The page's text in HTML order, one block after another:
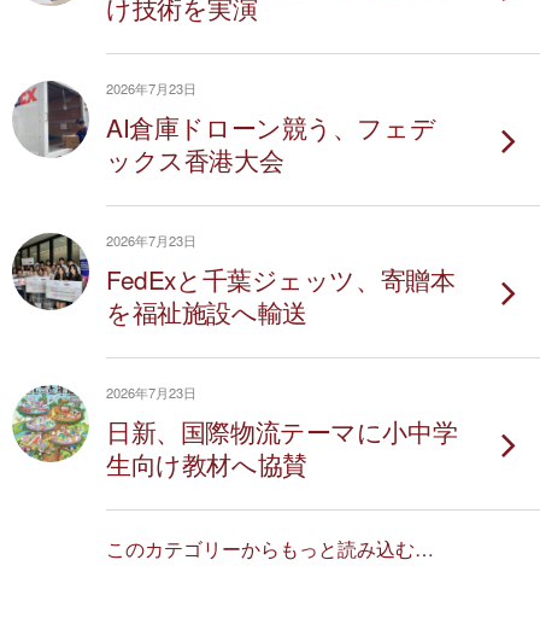
け技術を実演
2026年7月23日
AI倉庫ドローン競う、フェデ
ックス香港大会
2026年7月23日
FedExと千葉ジェッツ、寄贈本
を福祉施設へ輸送
2026年7月23日
日新、国際物流テーマに小中学
生向け教材へ協賛
このカテゴリーからもっと読み込む…